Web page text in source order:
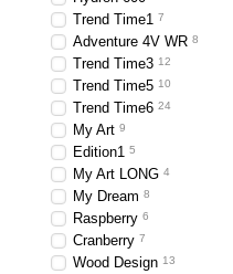
Trend Time1 7
Adventure 4V WR 8
Trend Time3 12
Trend Time5 10
Trend Time6 24
My Art 9
Edition1 5
My Art LONG 4
My Dream 8
Raspberry 6
Cranberry 7
Wood Design 13